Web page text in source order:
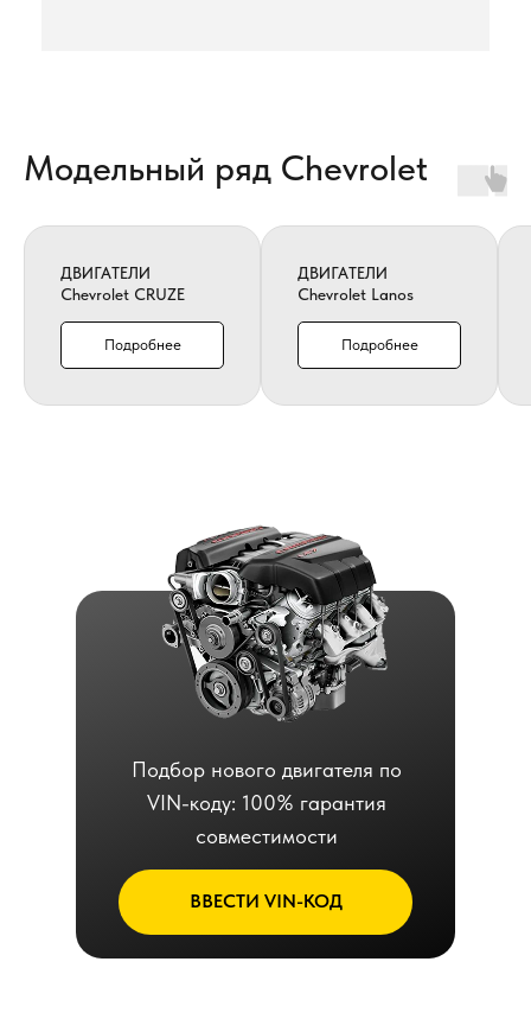
Модельный ряд Chevrolet
ДВИГАТЕЛИ
Chevrolet CRUZE
Подробнее
ДВИГАТЕЛИ
Chevrolet Lanos
Подробнее
ВВЕСТИ VIN-КОД
Подбор нового двигателя по
VIN-коду: 100% гарантия
совместимости